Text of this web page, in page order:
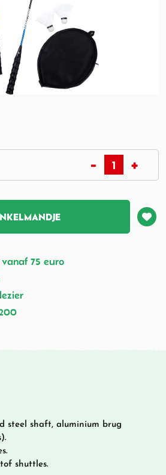
75 euro
steel shaft, aluminium brug
shuttles.